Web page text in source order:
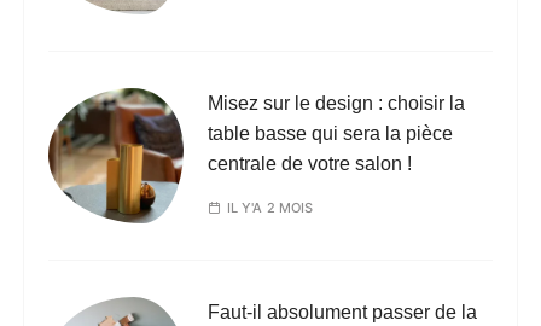
Misez sur le design : choisir la
table basse qui sera la pièce
centrale de votre salon !
IL Y'A 2 MOIS
Faut-il absolument passer de la